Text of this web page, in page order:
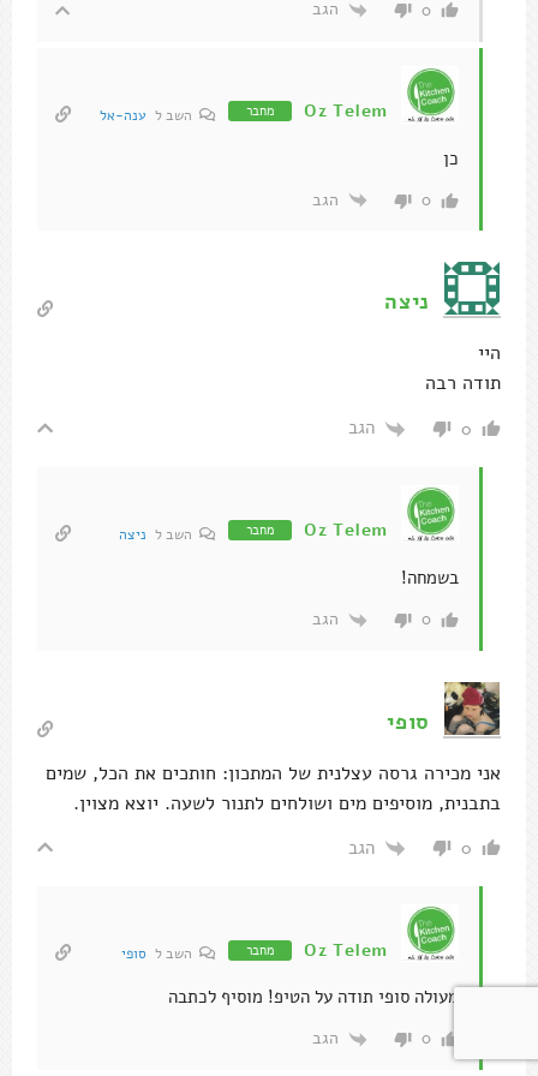
0 הגב
Oz Telem מחבר השב ל ענה-אל
כן
0 הגב
ניצה
היי
תודה רבה
0 הגב
Oz Telem מחבר השב ל ניצה
בשמחה!
0 הגב
סופי
אני מכירה גרסה עצלנית של המתכון: חותכים את הכל, שמים
בתבנית, מוסיפים מים ושולחים לתנור לשעה. יוצא מצוין.
0 הגב
Oz Telem מחבר השב ל סופי
מעולה סופי תודה על הטיפ! מוסיף לכתבה
0 הגב